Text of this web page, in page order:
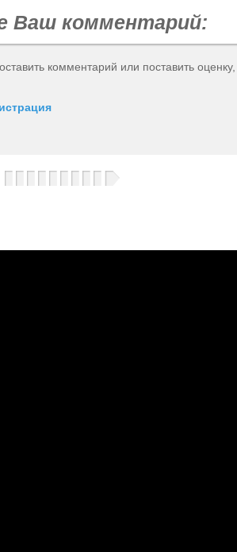
Ваш комментарий:
комментарий или поставить